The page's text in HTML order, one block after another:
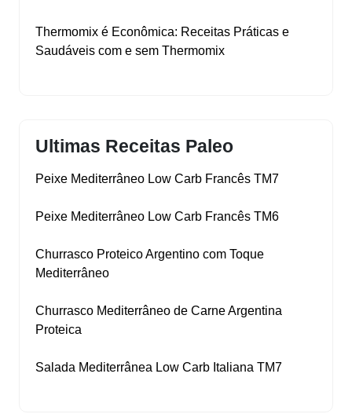
Thermomix é Econômica: Receitas Práticas e
Saudáveis com e sem Thermomix
Ultimas Receitas Paleo
Peixe Mediterrâneo Low Carb Francês TM7
Peixe Mediterrâneo Low Carb Francês TM6
Churrasco Proteico Argentino com Toque
Mediterrâneo
Churrasco Mediterrâneo de Carne Argentina
Proteica
Salada Mediterrânea Low Carb Italiana TM7